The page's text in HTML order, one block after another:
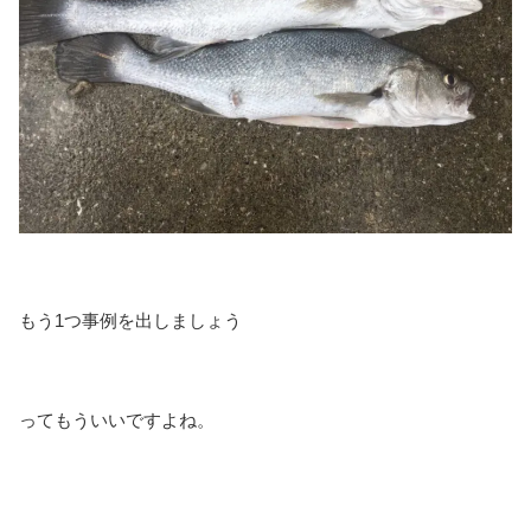
もう1つ事例を出しましょう
ってもういいですよね。